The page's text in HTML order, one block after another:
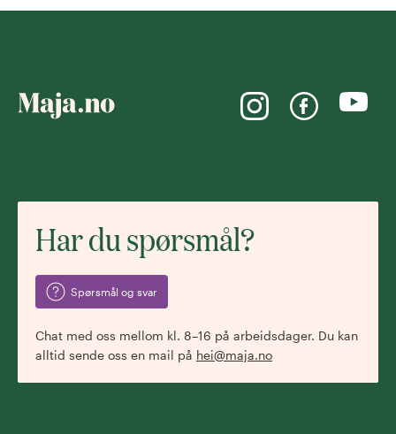
Har du spørsmål?
Spørsmål og svar
Chat med oss mellom kl. 8–16 på arbeidsdager. Du kan
alltid sende oss en mail på hei@maja.no